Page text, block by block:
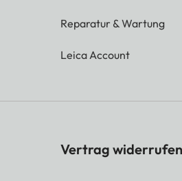
Reparatur & Wartung
Leica Account
Vertrag widerrufen